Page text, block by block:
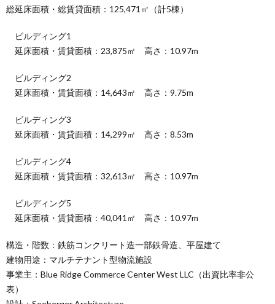
総延床面積・総賃貸面積：125,471㎡（計5棟）
ビルディング1
延床面積・賃貸面積：23,875㎡ 高さ：10.97m
ビルディング2
延床面積・賃貸面積：14,643㎡ 高さ：9.75m
ビルディング3
延床面積・賃貸面積：14,299㎡ 高さ：8.53m
ビルディング4
延床面積・賃貸面積：32,613㎡ 高さ：10.97m
ビルディング5
延床面積・賃貸面積：40,041㎡ 高さ：10.97m
構造・階数：鉄筋コンクリート造一部鉄骨造、平屋建て
建物用途：マルチテナント型物流施設
事業主：Blue Ridge Commerce Center West LLC（出資比率非公
表）